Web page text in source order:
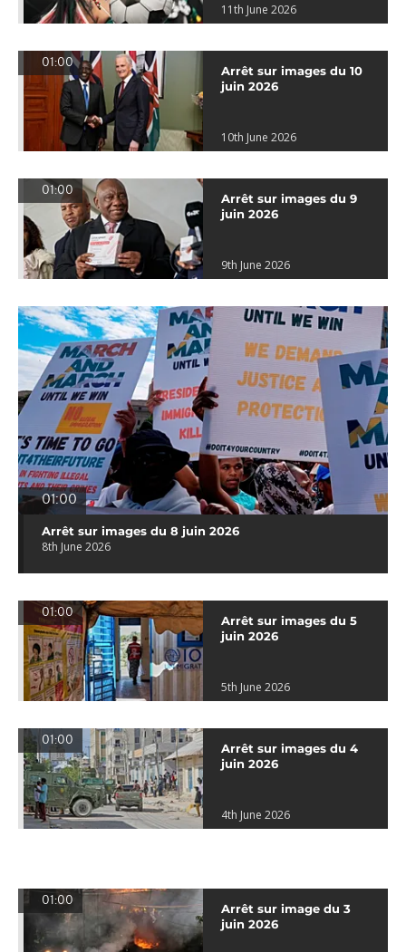
11th June 2026
01:00
Arrêt sur images du 10
juin 2026
10th June 2026
01:00
Arrêt sur images du 9
juin 2026
9th June 2026
01:00
Arrêt sur images du 8 juin 2026
8th June 2026
01:00
Arrêt sur images du 5
juin 2026
5th June 2026
01:00
Arrêt sur images du 4
juin 2026
4th June 2026
01:00
Arrêt sur image du 3
juin 2026